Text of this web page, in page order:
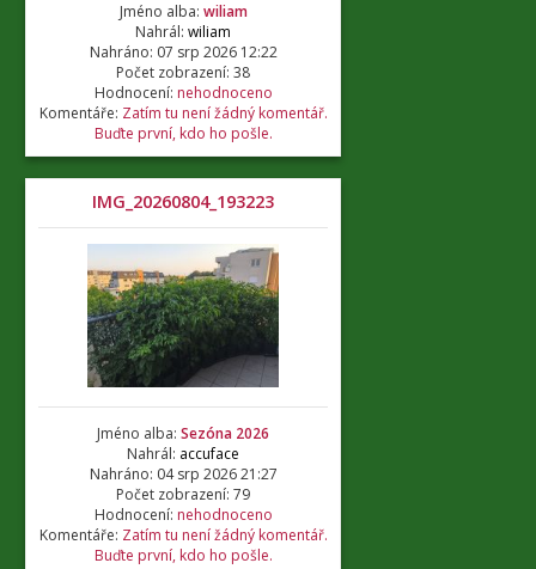
Jméno alba: wiliam
Nahrál: wiliam
Nahráno: 07 srp 2026 12:22
Počet zobrazení: 38
Hodnocení: nehodnoceno
Komentáře: Zatím tu není žádný komentář.
Buďte první, kdo ho pošle.
IMG_20260804_193223
Jméno alba: Sezóna 2026
Nahrál: accuface
Nahráno: 04 srp 2026 21:27
Počet zobrazení: 79
Hodnocení: nehodnoceno
Komentáře: Zatím tu není žádný komentář.
Buďte první, kdo ho pošle.